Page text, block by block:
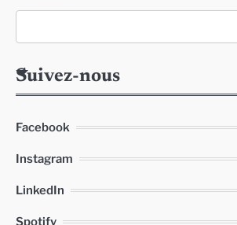
Suivez-nous
Facebook
Instagram
LinkedIn
Spotify